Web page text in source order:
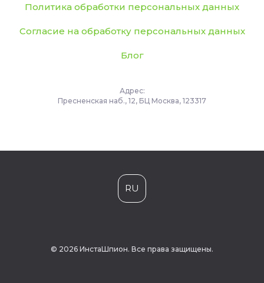
Политика обработки персональных данных
Согласие на обработку персональных данных
Блог
Адрес:
Пресненская наб., 12, БЦ Москва, 123317
RU
© 2026 ИнстаШпион. Все права защищены.